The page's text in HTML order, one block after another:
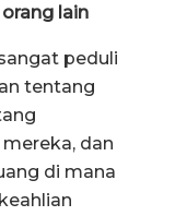
lain
peduli
tentang
dan
di mana